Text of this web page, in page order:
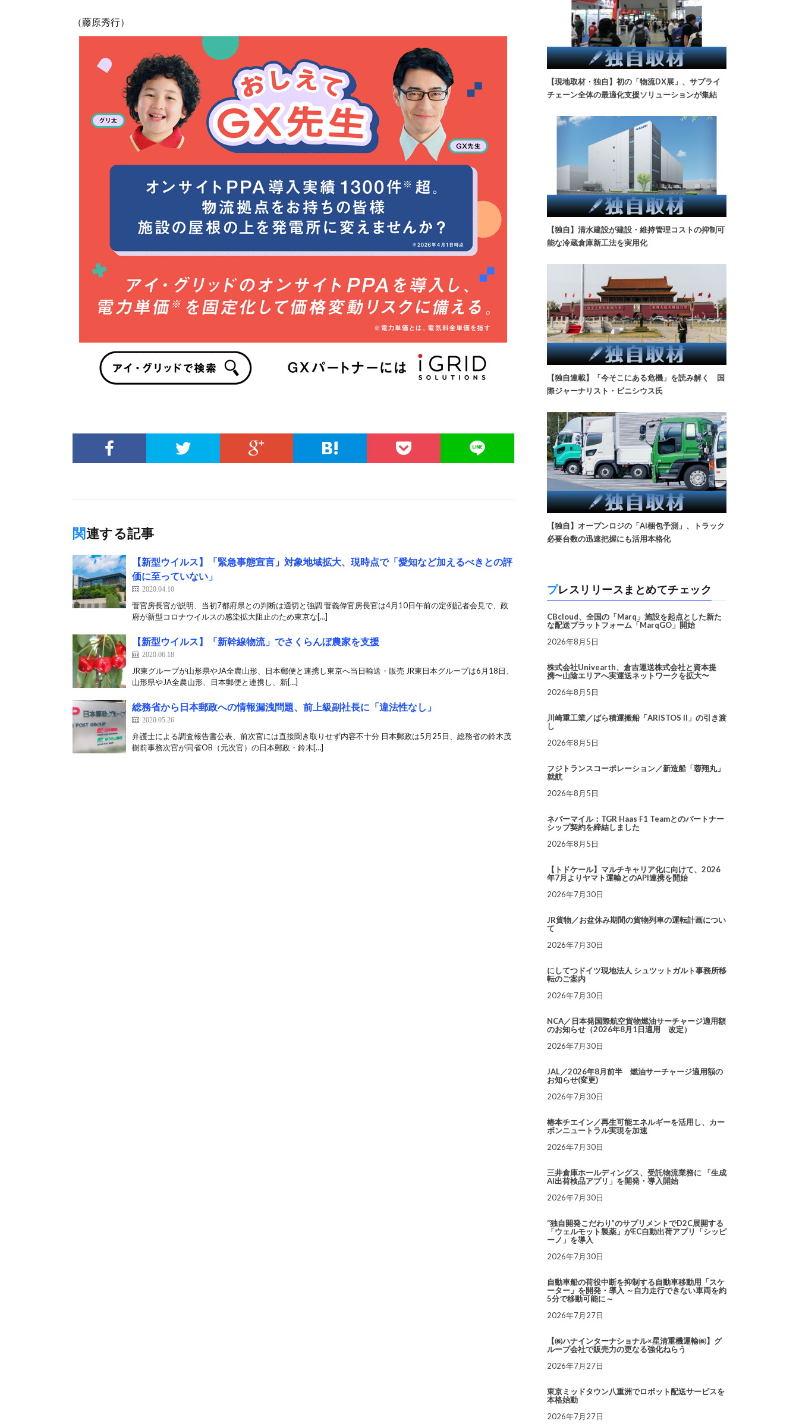
（藤原秀行）
関連する記事
【新型ウイルス】「緊急事態宣言」対象地域拡大、現時点で「愛知など加えるべきとの評
価に至っていない」
2020.04.10
菅官房長官が説明、当初7都府県との判断は適切と強調 菅義偉官房長官は4月10日午前の定例記者会見で、政
府が新型コロナウイルスの感染拡大阻止のため東京な[…]
【新型ウイルス】「新幹線物流」でさくらんぼ農家を支援
2020.06.18
JR東グループが山形県やJA全農山形、日本郵便と連携し東京へ当日輸送・販売 JR東日本グループは6月18日、
山形県やJA全農山形、日本郵便と連携し、新[…]
総務省から日本郵政への情報漏洩問題、前上級副社長に「違法性なし」
2020.05.26
弁護士による調査報告書公表、前次官には直接聞き取りせず内容不十分 日本郵政は5月25日、総務省の鈴木茂
樹前事務次官が同省OB（元次官）の日本郵政・鈴木[…]
【現地取材・独自】初の「物流DX展」、サプライ
チェーン全体の最適化支援ソリューションが集結
【独自】清水建設が建設・維持管理コストの抑制可
能な冷蔵倉庫新工法を実用化
【独自連載】「今そこにある危機」を読み解く 国
際ジャーナリスト・ビニシウス氏
【独自】オープンロジの「AI梱包予測」、トラック
必要台数の迅速把握にも活用本格化
プレスリリースまとめてチェック
CBcloud、全国の「Marq」施設を起点とした新た
な配送プラットフォーム「MarqGO」開始
2026年8月5日
株式会社Univearth、倉吉運送株式会社と資本提
携〜山陰エリアへ実運送ネットワークを拡大〜
2026年8月5日
川崎重工業／ばら積運搬船「ARISTOS II」の引き渡
し
2026年8月5日
フジトランスコーポレーション／新造船「蓉翔丸」
就航
2026年8月5日
ネバーマイル：TGR Haas F1 Teamとのパートナー
シップ契約を締結しました
2026年8月5日
【トドケール】マルチキャリア化に向けて、2026
年7月よりヤマト運輸とのAPI連携を開始
2026年7月30日
JR貨物／お盆休み期間の貨物列車の運転計画につい
て
2026年7月30日
にしてつドイツ現地法人 シュツットガルト事務所移
転のご案内
2026年7月30日
NCA／日本発国際航空貨物燃油サーチャージ適用額
のお知らせ（2026年8月1日適用 改定）
2026年7月30日
JAL／2026年8月前半 燃油サーチャージ適用額の
お知らせ(変更)
2026年7月30日
椿本チエイン／再生可能エネルギーを活用し、カー
ボンニュートラル実現を加速
2026年7月30日
三井倉庫ホールディングス、受託物流業務に 「生成
AI出荷検品アプリ」を開発・導入開始
2026年7月30日
“独自開発こだわり”のサプリメントでD2C展開する
「ウェルモット製薬」がEC自動出荷アプリ「シッピ
ーノ」を導入
2026年7月30日
自動車船の荷役中断を抑制する自動車移動用「スケ
ーター」を開発・導入 ～自力走行できない車両を約
5分で移動可能に～
2026年7月27日
【㈱ハナインターナショナル×星清重機運輸㈱】グ
ループ会社で販売力の更なる強化ねらう
2026年7月27日
東京ミッドタウン八重洲でロボット配送サービスを
本格始動
2026年7月27日